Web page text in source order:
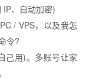
、自动加密)
/ VPS，以及我怎
令?
己用)。多账号让家